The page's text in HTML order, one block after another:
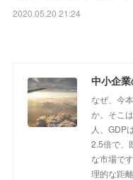
2020.05.20 21:24
なぜ、今
か。そこ
人、GDP
2.5倍で、
な市場で
理的な距